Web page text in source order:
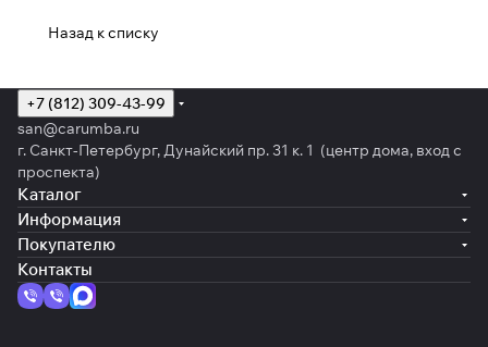
Назад к списку
+7 (812) 309-43-99
san@carumba.ru
г. Санкт-Петербург, Дунайский пр. 31 к. 1 (центр дома, вход с
проспекта)
Каталог
Информация
Покупателю
Контакты